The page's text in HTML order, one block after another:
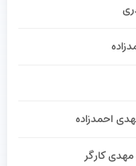
احمدزاده
کارگر